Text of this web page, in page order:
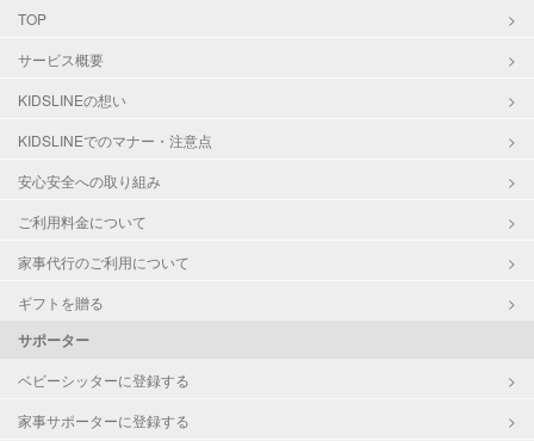
TOP
サービス概要
KIDSLINEの想い
KIDSLINEでのマナー・注意点
安心安全への取り組み
ご利用料金について
家事代行のご利用について
ギフトを贈る
サポーター
ベビーシッターに登録する
家事サポーターに登録する